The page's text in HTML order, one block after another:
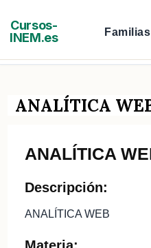
contenido
Cursos-
INEM.es
Familias
ANALÍTICA
ANALÍTICA
Descripción:
ANALÍTICA WEB